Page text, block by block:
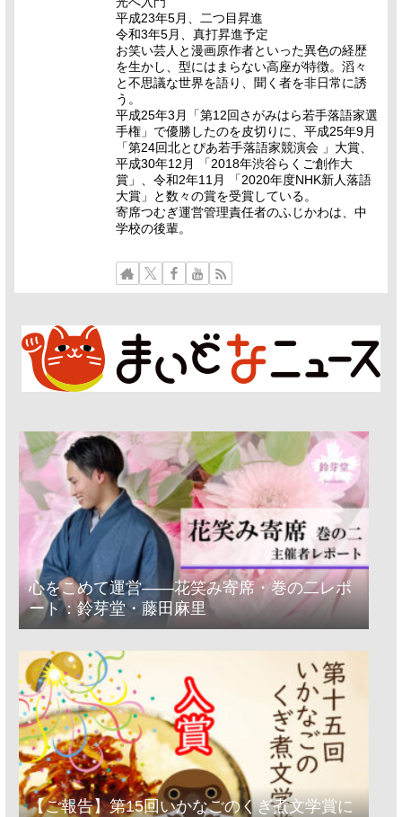
平成23年5月、二つ目昇進
令和3年5月、真打昇進予定
お笑い芸人と漫画原作者といった異色の経歴
を生かし、型にはまらない高座が特徴。滔々
と不思議な世界を語り、聞く者を非日常に誘
う。
平成25年3月「第12回さがみはら若手落語家選
手権」で優勝したのを皮切りに、平成25年9月
「第24回北とぴあ若手落語家競演会 」大賞、
平成30年12月 「2018年渋谷らくご創作大
賞」、令和2年11月 「2020年度NHK新人落語
大賞」と数々の賞を受賞している。
寄席つむぎ運営管理責任者のふじかわは、中
学校の後輩。
心をこめて運営――花笑み寄席・巻の二レポ
ート：鈴芽堂・藤田麻里
【ご報告】第15回いかなごのくぎ煮文学賞に